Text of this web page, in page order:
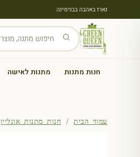
נארז באהבה בבנימינה
חנות מתנות מתנות לאישה
עמוד הבית/ חנות מתנות אונליין